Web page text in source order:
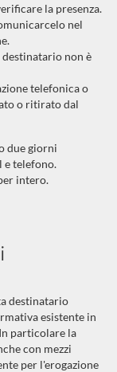
la presenza.
nel
destinatario non è
telefonica o
o ritirato dal
due giorni
e telefono.
intero.
destinatario
esistente in
particolare la
con mezzi
per l'erogazione